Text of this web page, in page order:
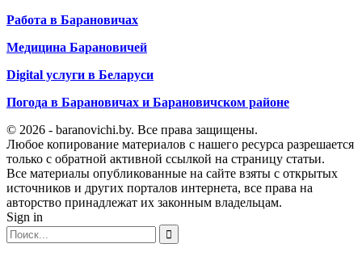
Работа в Барановичах
Медицина Барановичей
Digital услуги в Беларуси
Погода в Барановичах и Барановичском районе
© 2026 - baranovichi.by. Все права защищены.
Любое копирование материалов с нашего ресурса разрешается
только с обратной активной ссылкой на страницу статьи.
Все материалы опубликованные на сайте взяты с открытых
источников и других порталов интернета, все права на
авторство принадлежат их законным владельцам.
Sign in